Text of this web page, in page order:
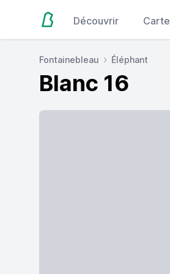
Découvrir Carte
Fontainebleau Éléphant
Blanc 16